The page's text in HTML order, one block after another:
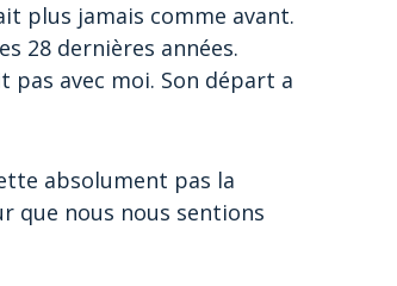
plus jamais comme avant.
28 dernières années.
pas avec moi. Son départ a
absolument pas la
que nous nous sentions